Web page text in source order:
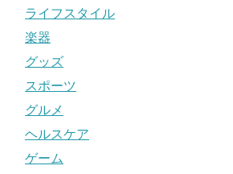
ライフスタイル
楽器
グッズ
スポーツ
グルメ
ヘルスケア
ゲーム